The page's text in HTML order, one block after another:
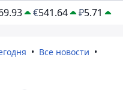
€541.64 ₽5.71
Все новости